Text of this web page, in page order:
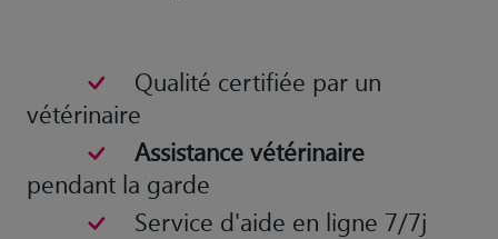
Qualité certifiée par un
vétérinaire
Assistance vétérinaire
pendant la garde
Service d'aide en ligne 7/7j